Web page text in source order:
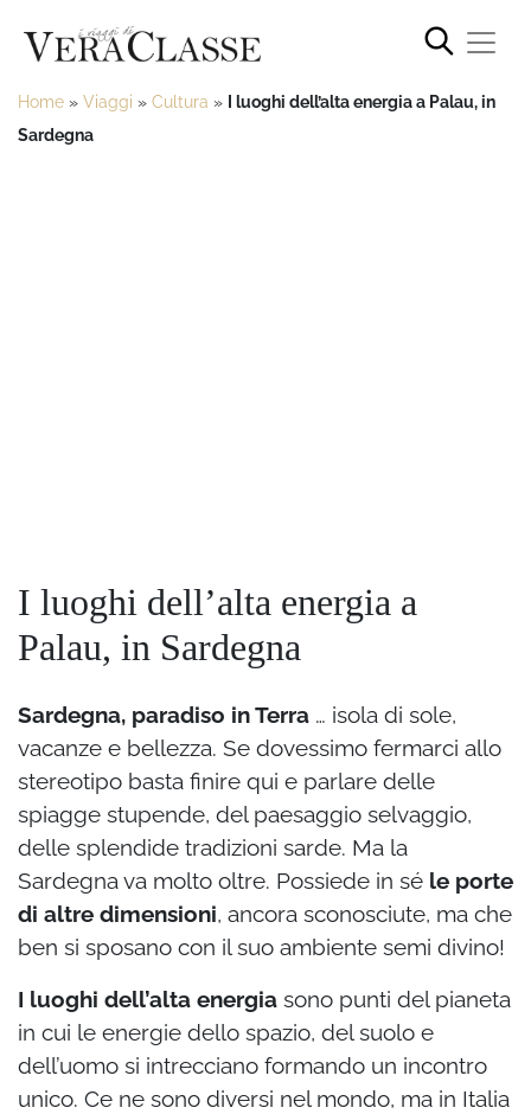
Home » Viaggi » Cultura » I luoghi dell’alta energia a Palau, in
Sardegna
I luoghi dell’alta energia a
Palau, in Sardegna
Sardegna, paradiso in Terra … isola di sole,
vacanze e bellezza. Se dovessimo fermarci allo
stereotipo basta finire qui e parlare delle
spiagge stupende, del paesaggio selvaggio,
delle splendide tradizioni sarde. Ma la
Sardegna va molto oltre. Possiede in sé le porte
di altre dimensioni, ancora sconosciute, ma che
ben si sposano con il suo ambiente semi divino!
I luoghi dell’alta energia sono punti del pianeta
in cui le energie dello spazio, del suolo e
dell’uomo si intrecciano formando un incontro
unico. Ce ne sono diversi nel mondo, ma in Italia